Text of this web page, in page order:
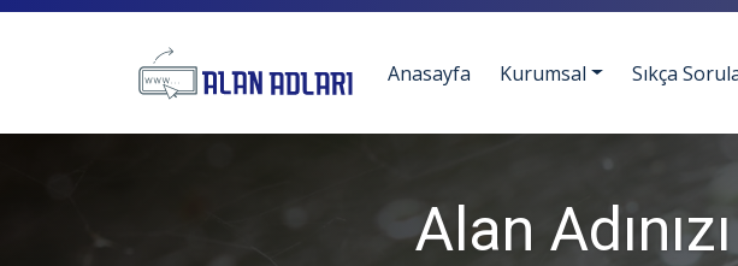
Anasayfa Kurumsal Sıkça
Alan